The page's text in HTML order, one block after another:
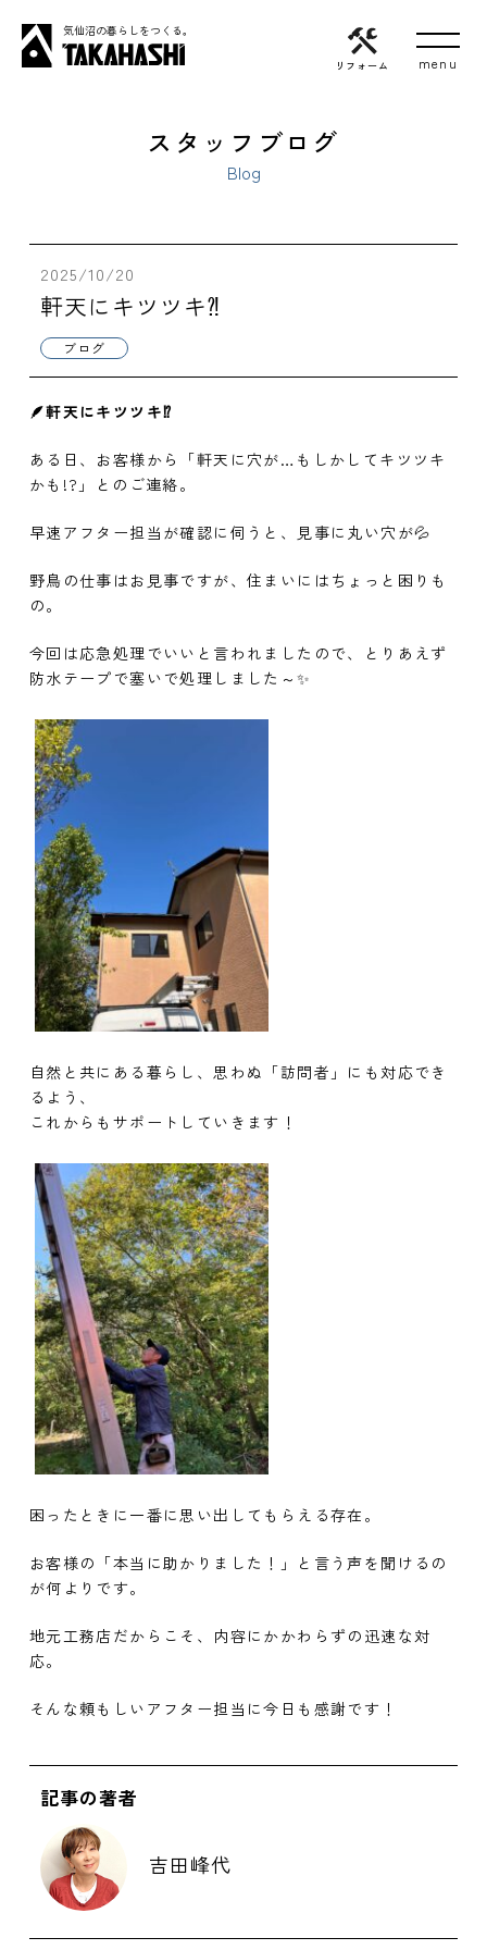
気仙沼の暮らしをつくる。
リフォーム
スタッフブログ
Blog
2025/10/20
軒天にキツツキ⁈
ブログ
🪶軒天にキツツキ⁉️
ある日、お客様から「軒天に穴が…もしかしてキツツキ
かも!?」とのご連絡。
早速アフター担当が確認に伺うと、見事に丸い穴が💦
野鳥の仕事はお見事ですが、住まいにはちょっと困りも
の。
今回は応急処理でいいと言われましたので、とりあえず
防水テープで塞いで処理しました～✨
自然と共にある暮らし、思わぬ「訪問者」にも対応でき
るよう、
これからもサポートしていきます！
困ったときに一番に思い出してもらえる存在。
お客様の「本当に助かりました！」と言う声を聞けるの
が何よりです。
地元工務店だからこそ、内容にかかわらずの迅速な対
応。
そんな頼もしいアフター担当に今日も感謝です！
記事の著者
吉田峰代